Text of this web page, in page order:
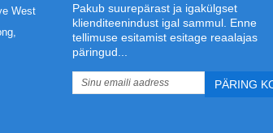
West
Pakub suurepärast ja igakülgset
klienditeenindust igal sammul. Enne
tellimuse esitamist esitage reaalajas
päringud...
Milline on
Kas otsite
parimat